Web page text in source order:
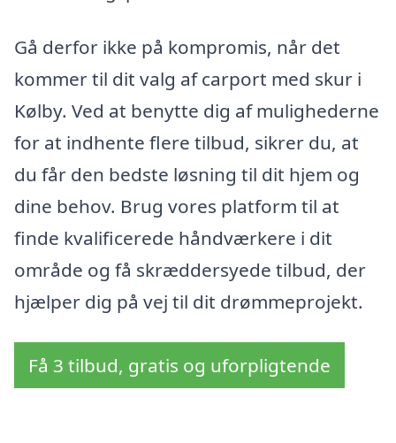
Gå derfor ikke på kompromis, når det
kommer til dit valg af carport med skur i
Kølby. Ved at benytte dig af mulighederne
for at indhente flere tilbud, sikrer du, at
du får den bedste løsning til dit hjem og
dine behov. Brug vores platform til at
finde kvalificerede håndværkere i dit
område og få skræddersyede tilbud, der
hjælper dig på vej til dit drømmeprojekt.
Få 3 tilbud, gratis og uforpligtende